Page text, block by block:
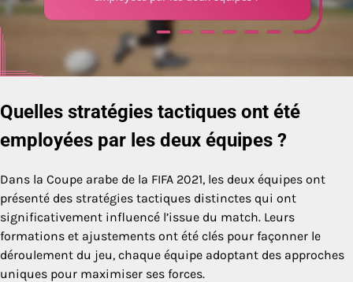
Quelles stratégies tactiques ont été
employées par les deux équipes ?
Dans la Coupe arabe de la FIFA 2021, les deux équipes ont
présenté des stratégies tactiques distinctes qui ont
significativement influencé l’issue du match. Leurs
formations et ajustements ont été clés pour façonner le
déroulement du jeu, chaque équipe adoptant des approches
uniques pour maximiser ses forces.